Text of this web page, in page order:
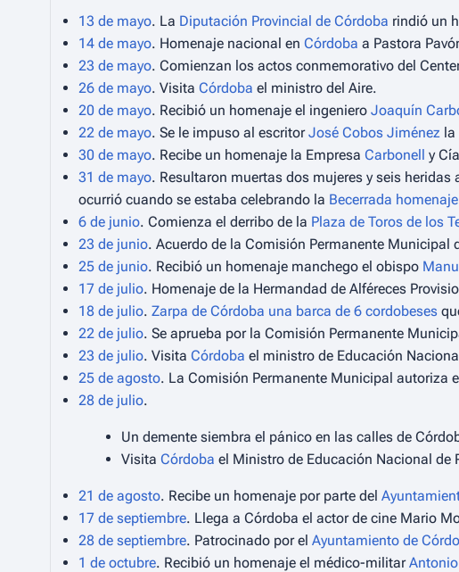
13 de mayo. La Diputación Provincial de Córdoba rindió un
14 de mayo. Homenaje nacional en Córdoba a Pastora
23 de mayo. Comienzan los actos conmemorativo del
26 de mayo. Visita Córdoba el ministro del Aire.
20 de mayo. Recibió un homenaje el ingeniero Joaquín
22 de mayo. Se le impuso al escritorJosé Cobos Jiménez la
30 de mayo. Recibe un homenaje la Empresa Carbonell y
31 de mayo. Resultaron muertas dos mujeres y seis
ocurrió cuando se estaba celebrando la Becerrada
6 de junio. Comienza el derribo de la Plaza de Toros de los
23 de junio. Acuerdo de la Comisión Permanente Municipal
25 de junio. Recibió un homenaje manchego el obispo
17 de julio. Homenaje de la Hermandad de Alféreces
18 de julio. Zarpa de Córdoba una barca de 6 cordobeses
22 de julio. Se aprueba por la Comisión Permanente
23 de julio. Visita Córdoba el ministro de Educación
25 de agosto. La Comisión Permanente Municipal autoriza
28 de julio.
Un demente siembra el pánico en las calles de
Visita Córdoba el Ministro de Educación Nacional de
21 de agosto. Recibe un homenaje por parte del
17 de septiembre. Llega a Córdoba el actor de cine Mario
28 de septiembre. Patrocinado por el Ayuntamiento de
1 de octubre. Recibió un homenaje el médico-militar